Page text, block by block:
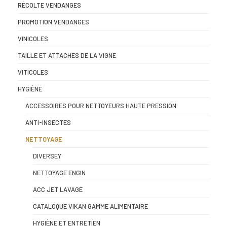
RÉCOLTE VENDANGES
PROMOTION VENDANGES
VINICOLES
TAILLE ET ATTACHES DE LA VIGNE
VITICOLES
HYGIÈNE
ACCESSOIRES POUR NETTOYEURS HAUTE PRESSION
ANTI-INSECTES
NETTOYAGE
DIVERSEY
NETTOYAGE ENGIN
ACC JET LAVAGE
CATALOQUE VIKAN GAMME ALIMENTAIRE
HYGIÈNE ET ENTRETIEN